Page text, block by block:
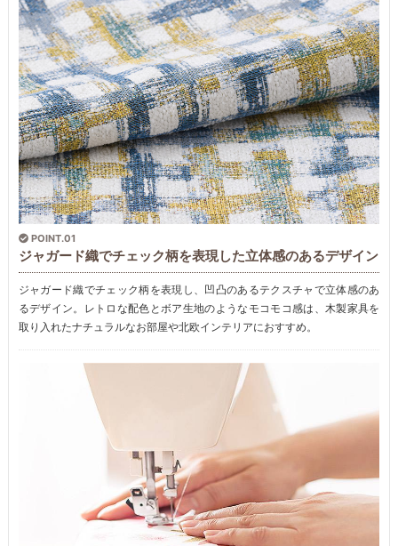
POINT.01
ジャガード織でチェック柄を表現した立体感のあるデザイン
ジャガード織でチェック柄を表現し、凹凸のあるテクスチャで立体感のあ
るデザイン。レトロな配色とボア生地のようなモコモコ感は、木製家具を
取り入れたナチュラルなお部屋や北欧インテリアにおすすめ。